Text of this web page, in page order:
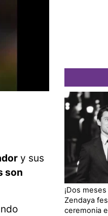
y sus
son
¡Dos
Zendaya
ceremonia